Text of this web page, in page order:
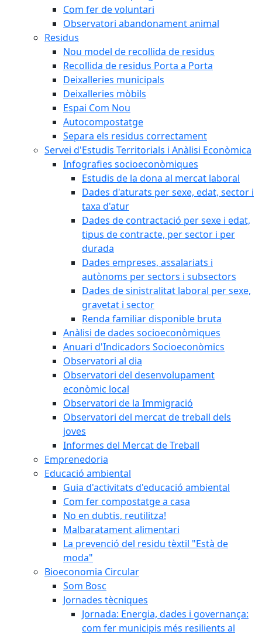
Com fer de voluntari
Observatori abandonament animal
Residus
Nou model de recollida de residus
Recollida de residus Porta a Porta
Deixalleries municipals
Deixalleries mòbils
Espai Com Nou
Autocompostatge
Separa els residus correctament
Servei d'Estudis Territorials i Anàlisi Econòmica
Infografies socioeconòmiques
Estudis de la dona al mercat laboral
Dades d'aturats per sexe, edat, sector i
taxa d'atur
Dades de contractació per sexe i edat,
tipus de contracte, per sector i per
durada
Dades empreses, assalariats i
autònoms per sectors i subsectors
Dades de sinistralitat laboral per sexe,
gravetat i sector
Renda familiar disponible bruta
Anàlisi de dades socioeconòmiques
Anuari d'Indicadors Socioeconòmics
Observatori al dia
Observatori del desenvolupament
econòmic local
Observatori de la Immigració
Observatori del mercat de treball dels
joves
Informes del Mercat de Treball
Emprenedoria
Educació ambiental
Guia d'activitats d'educació ambiental
Com fer compostatge a casa
No en dubtis, reutilitza!
Malbaratament alimentari
La prevenció del residu tèxtil "Està de
moda"
Bioeconomia Circular
Som Bosc
Jornades tècniques
Jornada: Energia, dades i governança:
com fer municipis més resilients al